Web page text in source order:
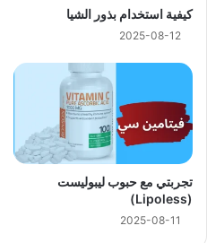
كيفية استخدام بذور الشيا
2025-08-12
تجربتي مع حبوب ليبوليست
(Lipoless)
2025-08-11